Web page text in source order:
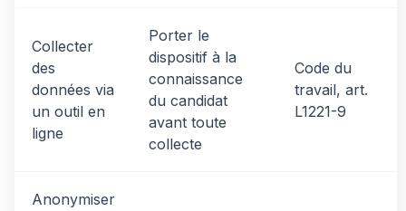
Collecter
des
données via
un outil en
ligne
Porter le
dispositif à la
connaissance
du candidat
avant toute
collecte
Code du
travail, art.
L1221-9
Anonymiser